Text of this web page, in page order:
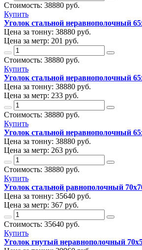
Стоимость: 38880 руб.
Купить
Уголок стальной неравнополочный
Цена за тонну: 38880 руб.
Цена за метр: 201 руб.
Стоимость: 38880 руб.
Купить
Уголок стальной неравнополочный
Цена за тонну: 38880 руб.
Цена за метр: 233 руб.
Стоимость: 38880 руб.
Купить
Уголок стальной неравнополочный
Цена за тонну: 38880 руб.
Цена за метр: 263 руб.
Стоимость: 38880 руб.
Купить
Уголок стальной равнополочный
Цена за тонну: 35640 руб.
Цена за метр: 367 руб.
Стоимость: 35640 руб.
Купить
Уголок гнутый неравнополочный